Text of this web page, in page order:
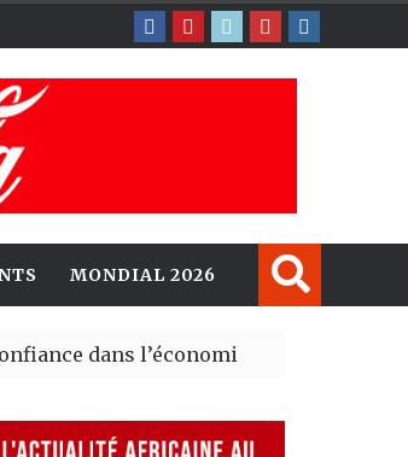
MONDIAL 2026
l’économie, mais trois grands